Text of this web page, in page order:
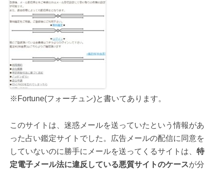
※Fortune(フォーチュン)と書いてあります。
このサイトは、迷惑メールを送っていたという情報があ
った占い鑑定サイトでした。広告メールの配信に同意を
していないのに勝手にメールを送ってくるサイトは、 特
定電子メール法に違反している悪質サイトのケースが分